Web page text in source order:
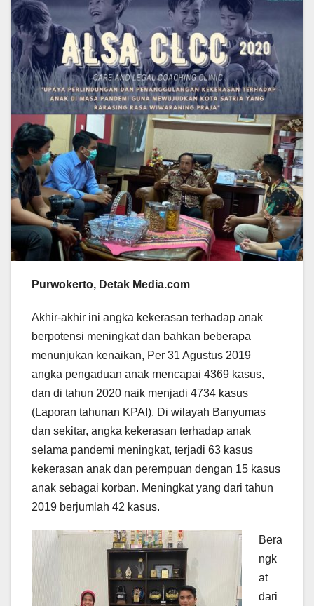
Purwokerto, Detak Media.com
Akhir-akhir ini angka kekerasan terhadap anak
berpotensi meningkat dan bahkan beberapa
menunjukan kenaikan, Per 31 Agustus 2019
angka pengaduan anak mencapai 4369 kasus,
dan di tahun 2020 naik menjadi 4734 kasus
(Laporan tahunan KPAI). Di wilayah Banyumas
dan sekitar, angka kekerasan terhadap anak
selama pandemi meningkat, terjadi 63 kasus
kekerasan anak dan perempuan dengan 15 kasus
anak sebagai korban. Meningkat yang dari tahun
2019 berjumlah 42 kasus.
Bera
ngk
at
dari